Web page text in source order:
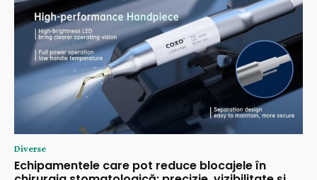
Diverse
Echipamentele care pot reduce blocajele în